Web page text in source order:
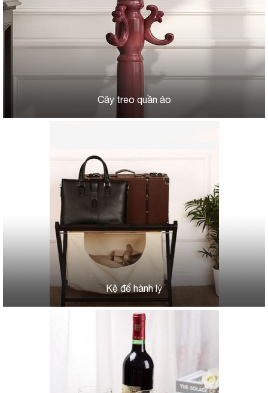
Cây treo quần áo
Kệ để hành lý